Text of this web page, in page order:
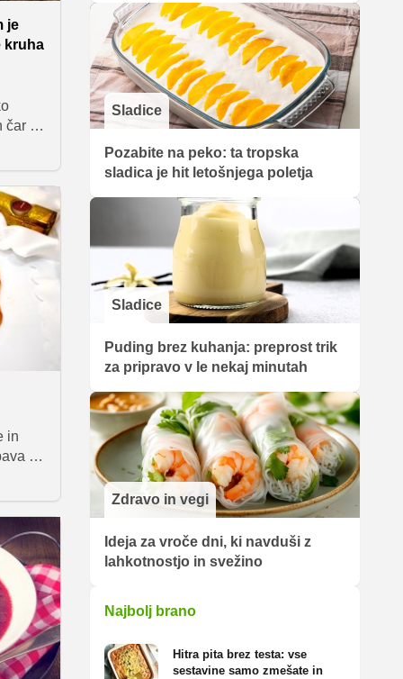
je
kruha
čar in
kruh,
ter
O
pri
in
je
Sladice
Pozabite na peko: ta tropska
sladica je hit letošnjega poletja
Sladice
Puding brez kuhanja: preprost trik
za pripravo v le nekaj minutah
Zdravo in vegi
Ideja za vroče dni, ki navduši z
lahkotnostjo in svežino
Najbolj brano
Hitra pita brez testa: vse
sestavine samo zmešate in